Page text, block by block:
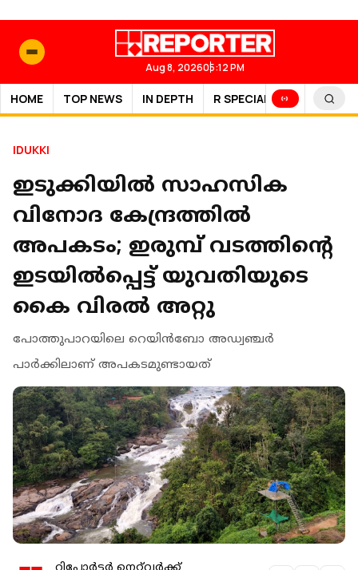
Aug 8, 202605:12 PM
HOME TOP NEWS IN DEPTH R SPECIAL SPORTS
IDUKKI
ഇടുക്കിയിൽ സാഹസിക
വിനോദ കേന്ദ്രത്തിൽ
അപകടം; ഇരുമ്പ് വടത്തിൻ്റെ
ഇടയിൽപ്പെട്ട് യുവതിയുടെ
കൈ വിരൽ അറ്റു
പോത്തുപാറയിലെ റെയിൻബോ അഡ്വഞ്ചർ
പാർക്കിലാണ് അപകടമുണ്ടായത്